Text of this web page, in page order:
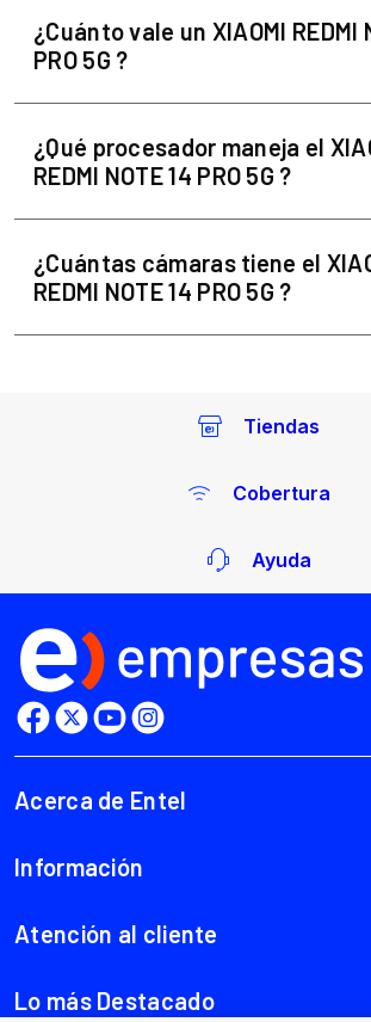
¿Cuánto vale un XIAOMI REDMI
PRO 5G ?
¿Qué procesador maneja el
REDMI NOTE 14 PRO 5G ?
¿Cuántas cámaras tiene el
REDMI NOTE 14 PRO 5G ?
Tiendas
Cobertura
Ayuda